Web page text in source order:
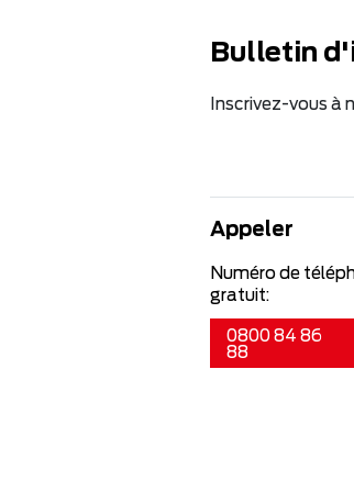
Bulletin
Inscrivez-vous à
Appeler
Numéro de
gratuit:
0800 84 86
88